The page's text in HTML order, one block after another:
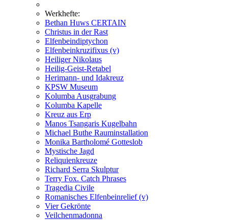
Werkhefte:
Bethan Huws CERTAIN
Christus in der Rast
Elfenbeindiptychon
Elfenbeinkruzifixus (v)
Heiliger Nikolaus
Heilig-Geist-Retabel
Herimann- und Idakreuz
KPSW Museum
Kolumba Ausgrabung
Kolumba Kapelle
Kreuz aus Erp
Manos Tsangaris Kugelbahn
Michael Buthe Rauminstallation
Monika Bartholomé Gotteslob
Mystische Jagd
Reliquienkreuze
Richard Serra Skulptur
Terry Fox. Catch Phrases
Tragedia Civile
Romanisches Elfenbeinrelief (v)
Vier Gekrönte
Veilchenmadonna